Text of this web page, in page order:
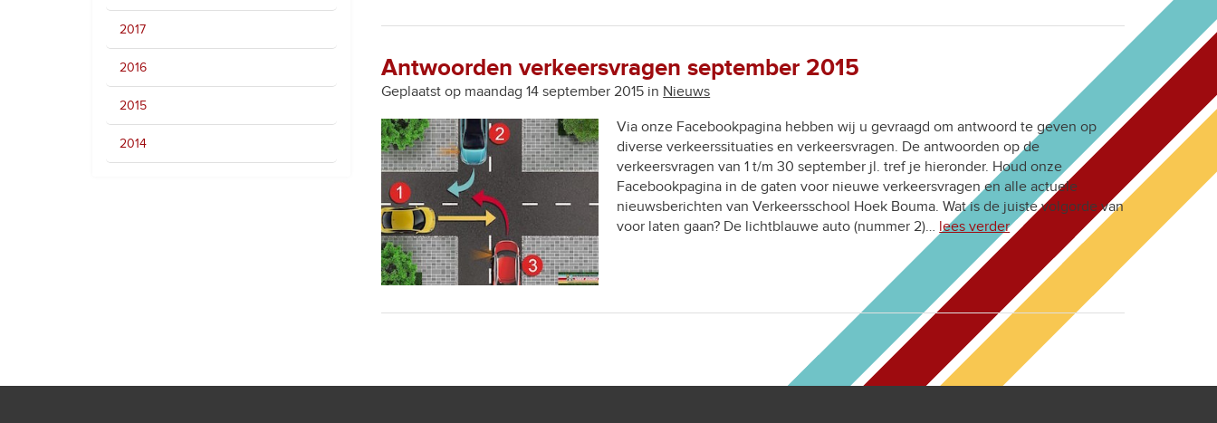
Antwoorden verkeersvragen september 2015
Geplaatst op maandag 14 september 2015 in Nieuws
Via onze Facebookpagina hebben wij u gevraagd om antwoord te geven op
diverse verkeerssituaties en verkeersvragen. De antwoorden op de
verkeersvragen van 1 t/m 30 september jl. tref je hieronder. Houd onze
Facebookpagina in de gaten voor nieuwe verkeersvragen en alle actuele
nieuwsberichten van Verkeersschool Hoek Bouma. Wat is de juiste volgorde van
voor laten gaan? De lichtblauwe auto (nummer 2)… lees verder
2017
2016
2015
2014